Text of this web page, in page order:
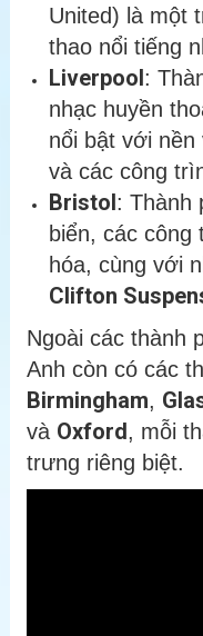
United) là một
thao nổi tiếng
Liverpool:
nhạc huyền
nổi bật với nền
và các công
Bristol: Thành
biển, các công
hóa, cùng với
Clifton
Ngoài các thành
Anh còn có các
Birmingham,
và Oxford, mỗi
trưng riêng biệt.